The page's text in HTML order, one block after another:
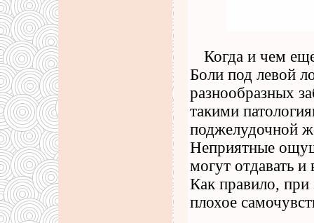
Когда и чем
Боли под левой
разнообразных
такими
поджелудочной
Неприятные
могут отдавать
Как правило, при
плохое